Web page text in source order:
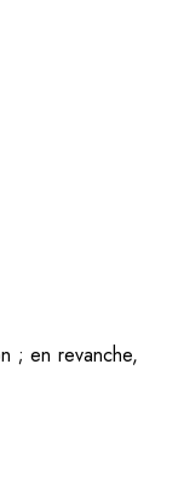
; en revanche,